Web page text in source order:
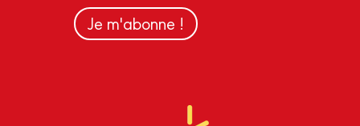
Je m'abonne !